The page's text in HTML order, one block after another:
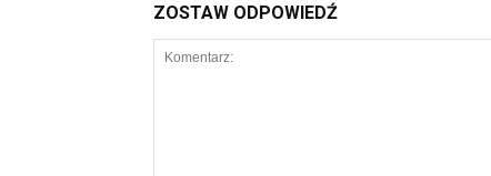
ZOSTAW ODPOWIEDŹ